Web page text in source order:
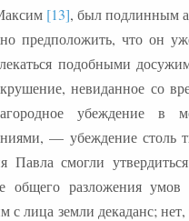
[13], был подлинным
предположить, что он
подобными
невиданное со
убеждение в
— убеждение столь
Павла смогли
общего разложения
с лица земли декаданс;